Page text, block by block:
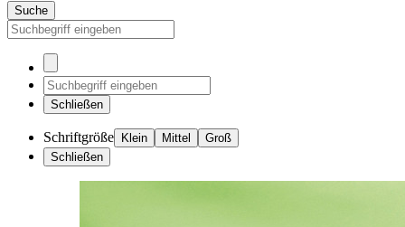
Suche
Schließen
Schriftgröße Klein Mittel
Groß
Schließen